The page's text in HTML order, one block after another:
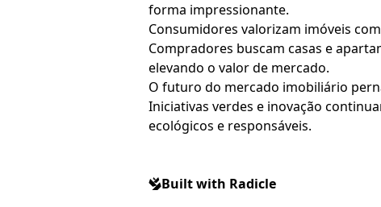
forma impressionante.
Consumidores valorizam imóveis
Compradores buscam casas e
elevando o valor de mercado.
O futuro do mercado imobiliário
Iniciativas verdes e inovação
ecológicos e responsáveis.
Built with Radicle